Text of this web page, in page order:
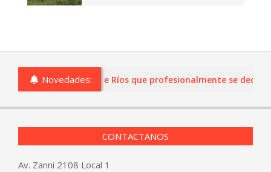
Novedades:
o comercios de Entre Ríos que profesionalmente se
CONTACTANOS
Av. Zanni 2108 Local 1